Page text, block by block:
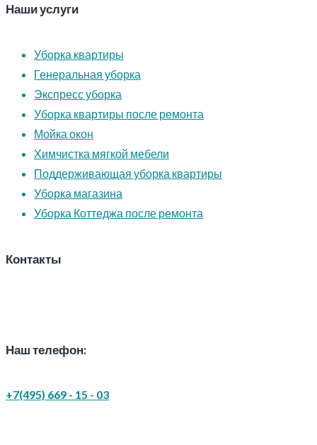
Наши услуги
Уборка квартиры
Генеральная уборка
Экспресс уборка
Уборка квартиры после ремонта
Мойка окон
Химчистка мягкой мебели
Поддерживающая уборка квартиры
Уборка магазина
Уборка Коттеджа после ремонта
Контакты
Наш телефон:
+7(495) 669 - 15 - 03